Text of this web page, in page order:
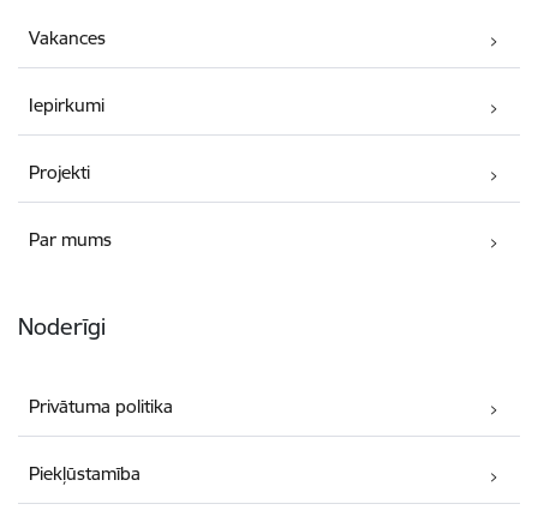
Vakances
Iepirkumi
Projekti
Par mums
Noderīgi
Privātuma politika
Piekļūstamība